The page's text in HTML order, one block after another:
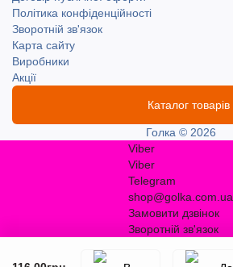
Політика конфіденційності
Зворотній зв'язок
Карта сайту
Виробники
Акції
Каталог товарів
Голка © 2026
Viber
Viber
Telegram
shop@golka.com.ua
Замовити дзвінок
Зворотній зв'язок